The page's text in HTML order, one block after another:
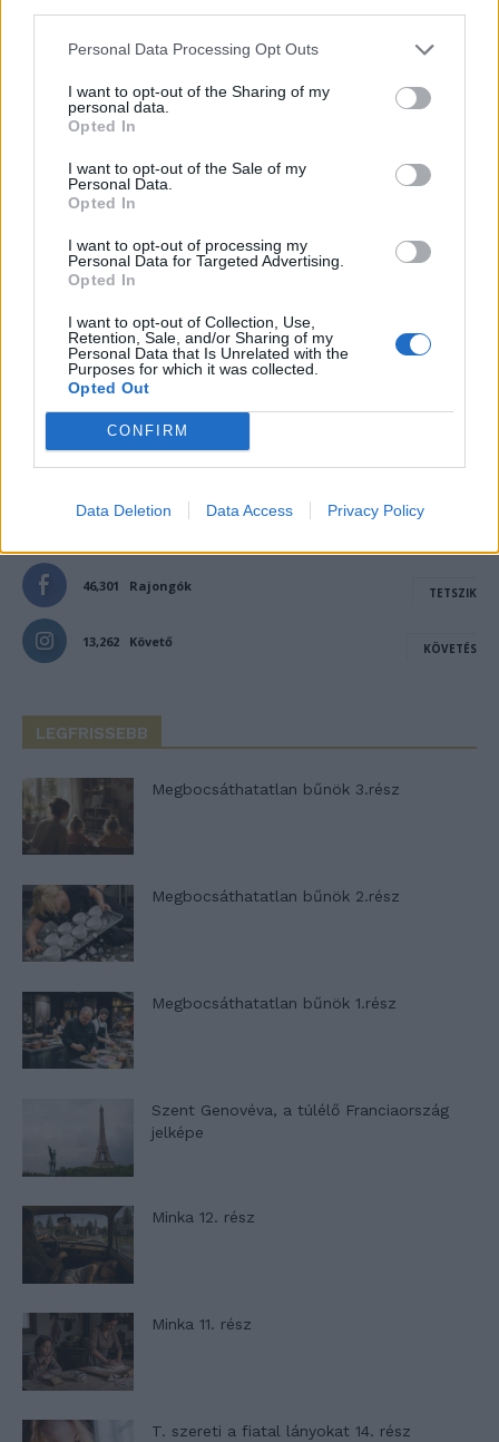
Personal Data Processing Opt Outs
I want to opt-out of the Sharing of my
personal data.
Opted In
I want to opt-out of the Sale of my
Personal Data.
Opted In
I want to opt-out of processing my
Personal Data for Targeted Advertising.
Opted In
I want to opt-out of Collection, Use,
Retention, Sale, and/or Sharing of my
Personal Data that Is Unrelated with the
Purposes for which it was collected.
Opted Out
CONFIRM
Data Deletion Data Access Privacy Policy
Save my name, email, and website in this browser for the
next time I comment.
Notify me of follow-up comments by email.
Notify me of new posts by email.
46,301 Rajongók TETSZIK
13,262 Követő KÖVETÉS
LEGFRISSEBB
Megbocsáthatatlan bűnök 3.rész
Megbocsáthatatlan bűnök 2.rész
Megbocsáthatatlan bűnök 1.rész
Szent Genovéva, a túlélő Franciaország
jelképe
Minka 12. rész
Minka 11. rész
T. szereti a fiatal lányokat 14. rész